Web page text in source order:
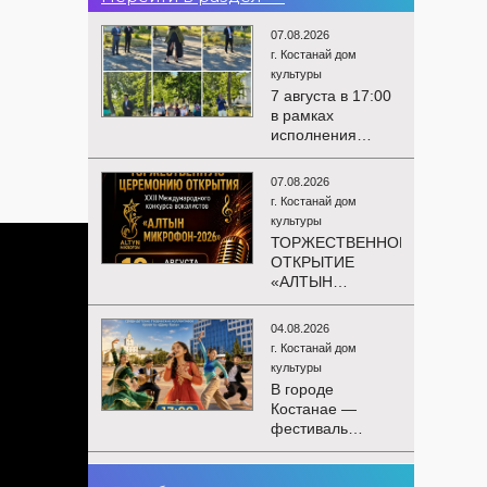
07.08.2026
г. Костанай дом
культуры
7 августа в 17:00
в рамках
исполнения
показателей КРІ в
соответствии с
утверждённым
состоялся
выездной концерт
посвященной
экологической
акции «Таза
Казахстан». в
Мендыкаринский
район (п. Красная
Пресня)
07.08.2026
г. Костанай дом
культуры
ТОРЖЕСТВЕННОЕ
ОТКРЫТИЕ
«АЛТЫН
МИКРОФОН –
2026»
Приглашаем вас
торжественную
церемонию
открытия XXII
Международного
конкурса
04.08.2026
г. Костанай дом
культуры
В городе
Костанае —
фестиваль
детского
творчества